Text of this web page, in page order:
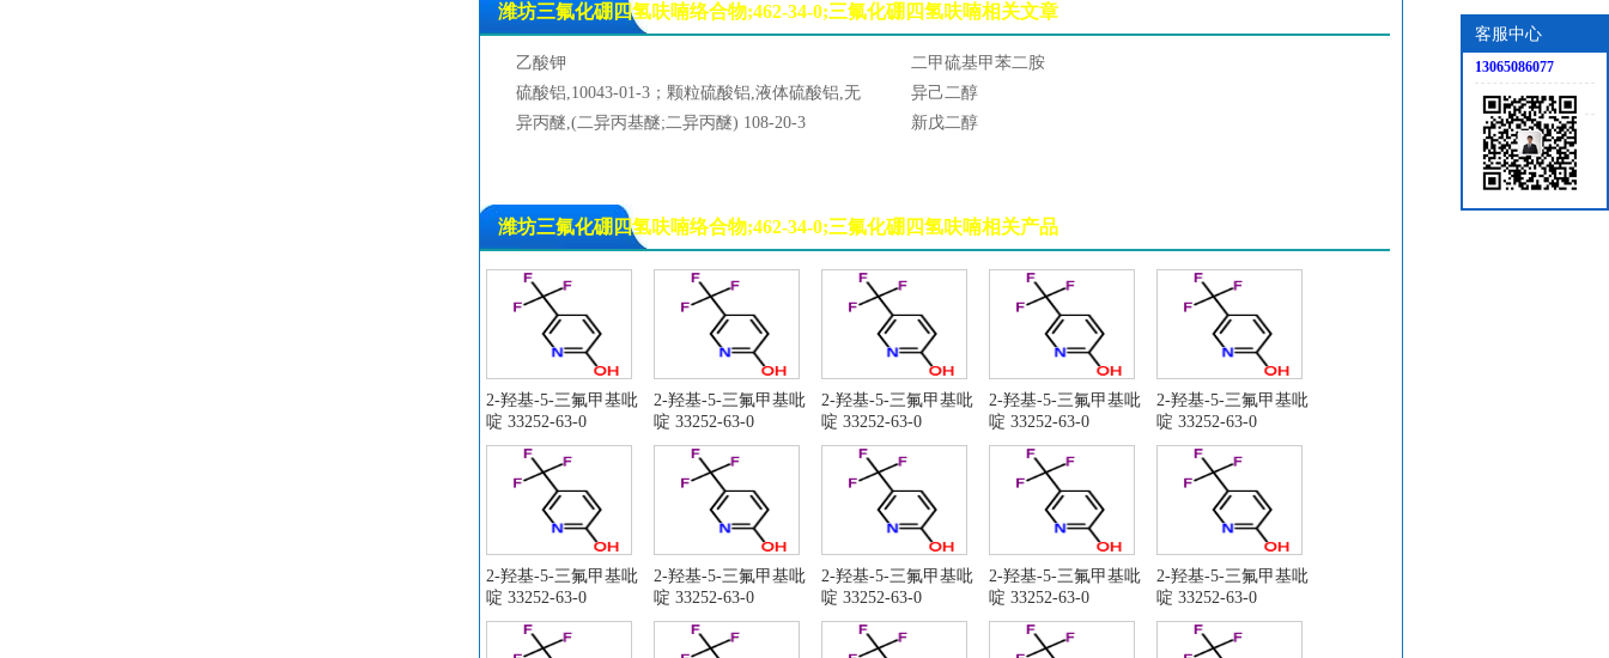
潍坊三氟化硼四氢呋喃络合物;462-34-0;三氟化硼四氢呋喃相关文章
乙酸钾
二甲硫基甲苯二胺
硫酸铝,10043-01-3；颗粒硫酸铝,液体硫酸铝,无
铁硫酸铝,块状硫酸铝, 片状硫酸铝,粉状硫酸铝
异己二醇
异丙醚,(二异丙基醚;二异丙醚) 108-20-3
新戊二醇
潍坊三氟化硼四氢呋喃络合物;462-34-0;三氟化硼四氢呋喃相关产品
2-羟基-5-三氟甲基吡
啶 33252-63-0
2-羟基-5-三氟甲基吡
啶 33252-63-0
2-羟基-5-三氟甲基吡
啶 33252-63-0
2-羟基-5-三氟甲基吡
啶 33252-63-0
2-羟基-5-三氟甲基吡
啶 33252-63-0
2-羟基-5-三氟甲基吡
啶 33252-63-0
2-羟基-5-三氟甲基吡
啶 33252-63-0
2-羟基-5-三氟甲基吡
啶 33252-63-0
2-羟基-5-三氟甲基吡
啶 33252-63-0
2-羟基-5-三氟甲基吡
啶 33252-63-0
客服中心
13065086077